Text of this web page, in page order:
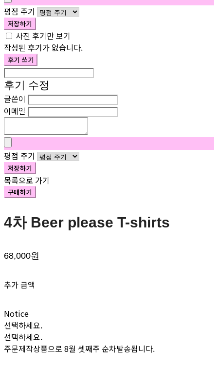
평점 주기
저장하기
사진 후기만 보기
작성된 후기가 없습니다.
후기 쓰기
후기 수정
글쓴이
이메일
평점 주기
저장하기
목록으로 가기
구매하기
4차 Beer please T-shirts
68,000원
추가 금액
Notice
선택하세요.
선택하세요.
주문제작상품으로 8월 셋째주 순차발송됩니다.